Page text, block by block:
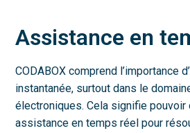
Assistance en
CODABOX comprend l’importance
instantanée, surtout dans le
électroniques. Cela signifie pouvoir
assistance en temps réel pour